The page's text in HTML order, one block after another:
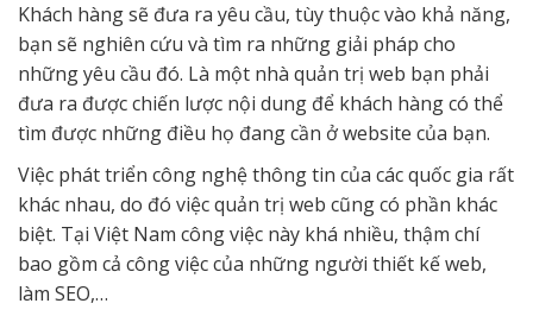
Khách hàng sẽ đưa ra yêu cầu, tùy thuộc vào khả năng,
bạn sẽ nghiên cứu và tìm ra những giải pháp cho
những yêu cầu đó. Là một nhà quản trị web bạn phải
đưa ra được chiến lược nội dung để khách hàng có thể
tìm được những điều họ đang cần ở website của bạn.
Việc phát triển công nghệ thông tin của các quốc gia rất
khác nhau, do đó việc quản trị web cũng có phần khác
biệt. Tại Việt Nam công việc này khá nhiều, thậm chí
bao gồm cả công việc của những người thiết kế web,
làm SEO,…